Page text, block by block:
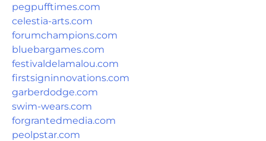
pegpufftimes.com
celestia-arts.com
forumchampions.com
bluebargames.com
festivaldelamalou.com
firstsigninnovations.com
garberdodge.com
swim-wears.com
forgrantedmedia.com
peolpstar.com